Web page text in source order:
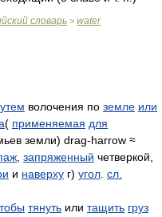
словарь > water
волочения по земле или
( применяемая для
земли) drag-harrow ≈
запряженный четверкой,
и наверху г) угол сл.
тянуть или тащить груз